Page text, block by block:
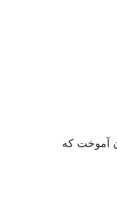
آموخت که